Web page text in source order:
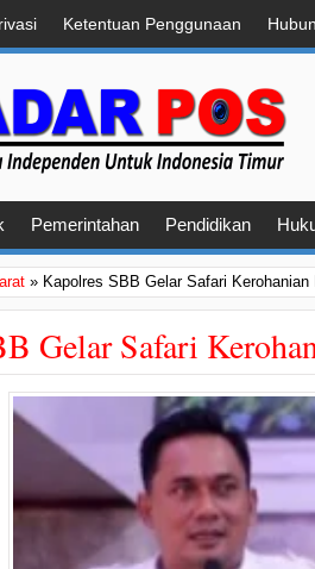
Ketentuan Penggunaan
Pemerintahan Pendidikan
» Kapolres SBB Gelar Safari
Gelar Safari